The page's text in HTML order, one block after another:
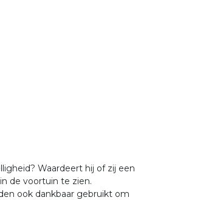
Waardeert hij of zij een
de voortuin te zien.
ook dankbaar gebruikt om